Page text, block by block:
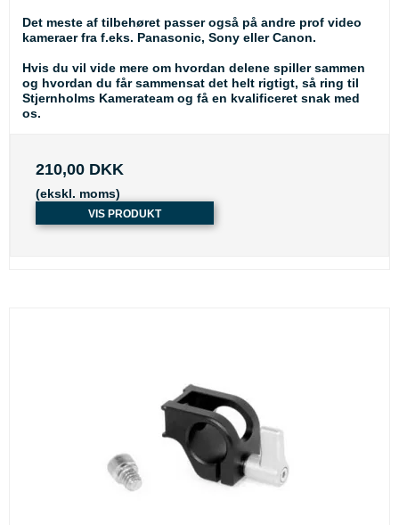
Det meste af tilbehøret passer også på andre prof video
kameraer fra f.eks. Panasonic, Sony eller Canon.
Hvis du vil vide mere om hvordan delene spiller sammen
og hvordan du får sammensat det helt rigtigt, så ring til
Stjernholms Kamerateam og få en kvalificeret snak med
os.
210,00 DKK
(ekskl. moms)
VIS PRODUKT